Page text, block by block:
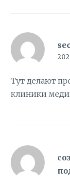
Тут делают
клиники